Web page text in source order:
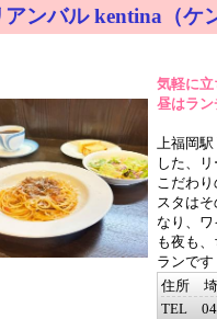
ンバル kentina（ケ
気軽に立
昼はラン
上福岡
した、
こだわ
スタは
なり、
も夜も
ランです
住所 埼
TEL